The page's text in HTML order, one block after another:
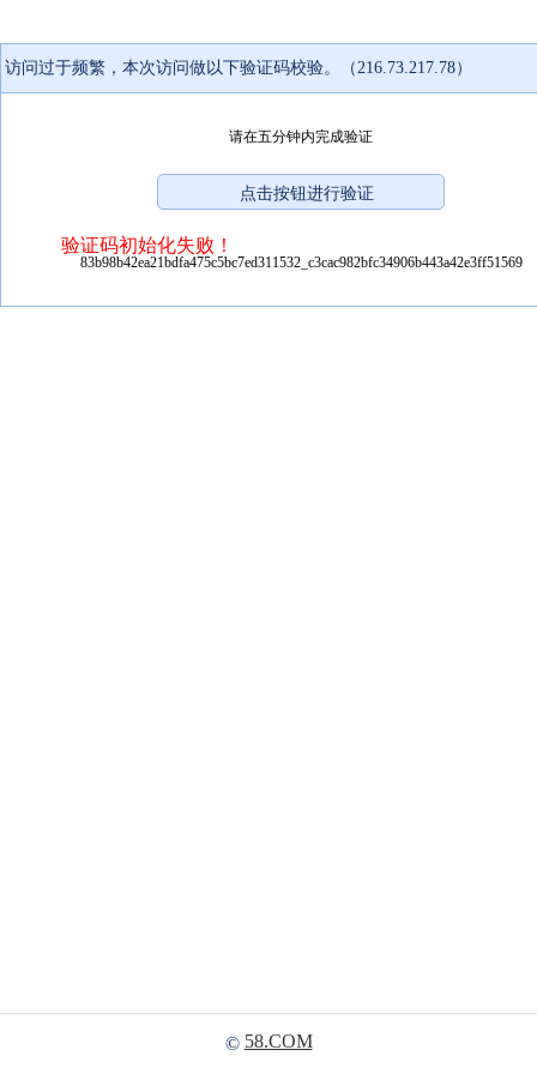
访问过于频繁，本次访问做以下验证码校验。（216.73.217.78）
请在五分钟内完成验证
验证码初始化失败！
83b98b42ea21bdfa475c5bc7ed311532_c3cac982bfc34906b443a42e3ff51569
© 58.COM